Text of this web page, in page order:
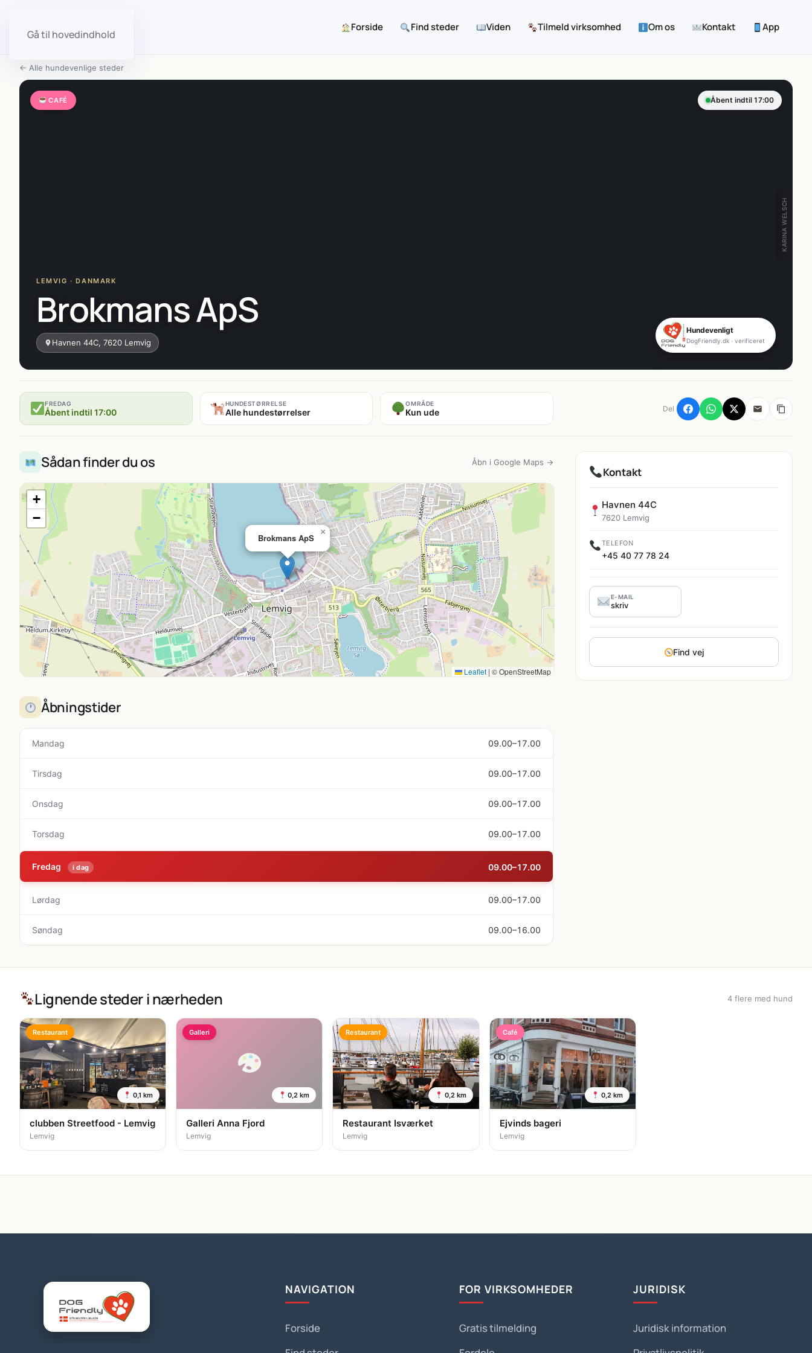
Gå til hovedindhold
Forside Find steder Viden Tilmeld virksomhed Om os Kontakt App
← Alle hundevenlige steder
CAFÉ Åbent indtil 17:00
LEMVIG · DANMARK
Brokmans ApS
Havnen 44C, 7620 Lemvig
Hundevenligt
DogFriendly.dk · verificeret
KARINA WELSCH
FREDAG
Åbent indtil 17:00
HUNDESTØRRELSE
Alle hundestørrelser
OMRÅDE
Kun ude Del
Sådan finder du os Åbn i Google Maps →
Brokmans ApS
×
+
−
Leaflet | © OpenStreetMap
Åbningstider
Mandag 09.00–17.00
Tirsdag 09.00–17.00
Onsdag 09.00–17.00
Torsdag 09.00–17.00
Fredag i dag 09.00–17.00
Lørdag 09.00–17.00
Søndag 09.00–16.00
Kontakt
Havnen 44C
7620 Lemvig
TELEFON
+45 40 77 78 24
E-MAIL
skriv
Find vej
Lignende steder i nærheden 4 flere med hund
Restaurant
0,1 km
clubben Streetfood - Lemvig
Lemvig
Galleri
0,2 km
Galleri Anna Fjord
Lemvig
Restaurant
0,2 km
Restaurant Isværket
Lemvig
Café
0,2 km
Ejvinds bageri
Lemvig
NAVIGATION
Forside
FOR VIRKSOMHEDER
Gratis tilmelding
JURIDISK
Juridisk information